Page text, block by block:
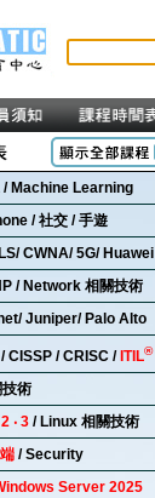
/ Machine Learning
/ 社交 / 手遊
CWNA/ 5G/ Huawei
/ Network 相關技術
Juniper/ Palo Alto
CISSP / CRISC / ITIL®
術
‧ 3 / Linux 相關技術
/ Security
Server 2025